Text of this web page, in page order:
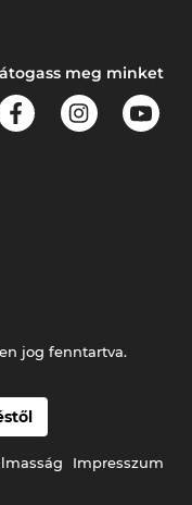
meg minket
Impresszum
jog fenntartva.